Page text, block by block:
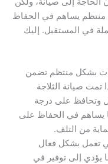
منتظم يساهم في الحفاظ
في المستقبل. إليك
بشكل منتظم تضمن
تمت صيانة الثلاجة
وتحافظ على درجة
يساهم في الحفاظ على
من التلف.
تعمل بشكل فعال
يؤدي إلى توفير في